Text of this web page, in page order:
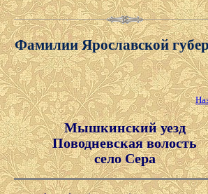
Фамилии Ярославской
Мышкинский уезд
Поводневская волость
село Сера